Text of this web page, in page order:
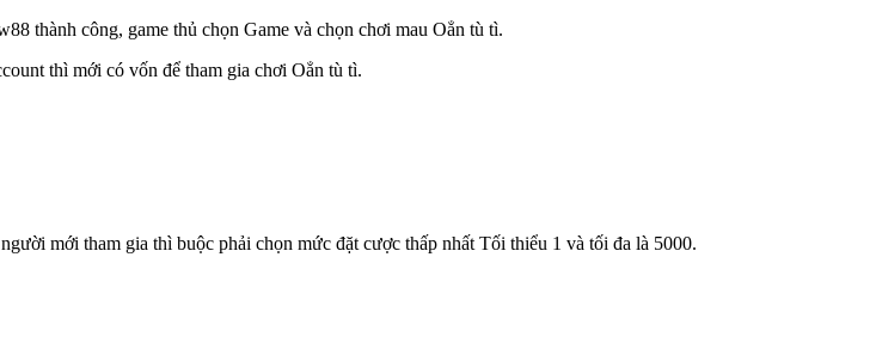
thành công, game thủ chọn Game và chọn chơi mau Oẳn tù tì.
thì mới có vốn để tham gia chơi Oẳn tù tì.
mới tham gia thì buộc phải chọn mức đặt cược thấp nhất Tối thiểu 1 và tối đa là 5000.